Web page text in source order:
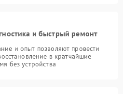
и быстрый ремонт
и опыт позволяют провести
в кратчайшие
без устройства